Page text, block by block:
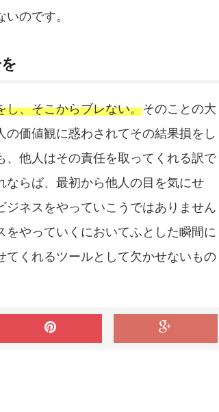
のです。
し、そこからブレない。そのことの大
価値観に惑わされてその結果損をし
他人はその責任を取ってくれる訳で
ならば、最初から他人の目を気にせ
ネスをやっていこうではありません
やっていくにおいてふとした瞬間に
てくれるツールとして欠かせないもの